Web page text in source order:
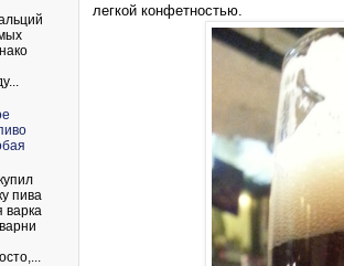
легкой конфетностью.
пива
варка